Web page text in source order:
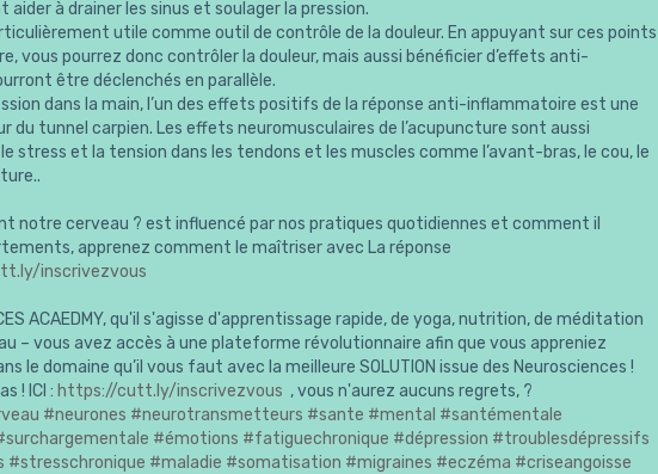
à drainer les sinus et soulager la pression.
utile comme outil de contrôle de la douleur. En appuyant sur ces points
vous pourrez donc contrôler la douleur, mais aussi bénéficier d’effets anti-
être déclenchés en parallèle.
dans la main, l’un des effets positifs de la réponse anti-inflammatoire est une
du tunnel carpien. Les effets neuromusculaires de l’acupuncture sont aussi
stress et la tension dans les tendons et les muscles comme l’avant-bras, le cou, le
notre cerveau ? est influencé par nos pratiques quotidiennes et comment il
apprenez comment le maîtriser avec La réponse
inscrivezvous
ACAEDMY, qu'il s'agisse d'apprentissage rapide, de yoga, nutrition, de méditation
– vous avez accès à une plateforme révolutionnaire afin que vous appreniez
le domaine qu’il vous faut avec la meilleure SOLUTION issue des Neurosciences !
! ICI : https://cutt.ly/inscrivezvous , vous n'aurez aucuns regrets, ?
#neurones #neurotransmetteurs #sante #mental #santémentale
#émotions #fatiguechronique #dépression #troublesdépressifs
#stresschronique #maladie #somatisation #migraines #eczéma #criseangoisse